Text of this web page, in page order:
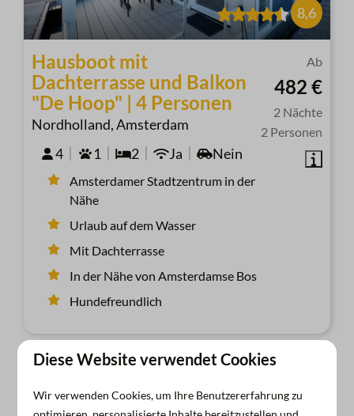
8,6
Ab
482 €
2 Nächte
2 Personen
Hausboot mit
Dachterrasse und Balkon
"De Hoop" | 4 Personen
Nordholland, Amsterdam
4
1 2 Ja Nein
Amsterdamer Stadtzentrum in der
Nähe
Urlaub auf dem Wasser
Mit Dachterrasse
In der Nähe von Amsterdamse Bos
Hundefreundlich
Diese Website verwendet Cookies
Wir verwenden Cookies, um Ihre Benutzererfahrung zu